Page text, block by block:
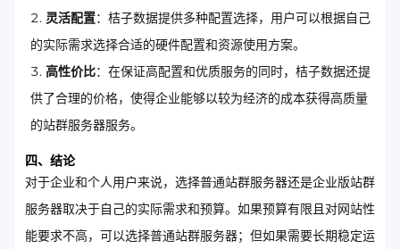
灵活配置：桔子数据提供多种配置选择，用户可以根据自己
的实际需求选择合适的硬件配置和资源使用方案。
高性价比：在保证高配置和优质服务的同时，桔子数据还提
供了合理的价格，使得企业能够以较为经济的成本获得高质量
的站群服务器服务。
四、结论
对于企业和个人用户来说，选择普通站群服务器还是企业版站群
服务器取决于自己的实际需求和预算。如果预算有限且对网站性
能要求不高，可以选择普通站群服务器；但如果需要长期稳定运